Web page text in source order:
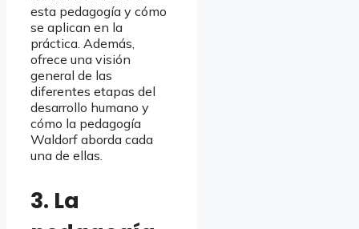
esta pedagogía y cómo
se aplican en la
práctica. Además,
ofrece una visión
general de las
diferentes etapas del
desarrollo humano y
cómo la pedagogía
Waldorf aborda cada
una de ellas.
3. La